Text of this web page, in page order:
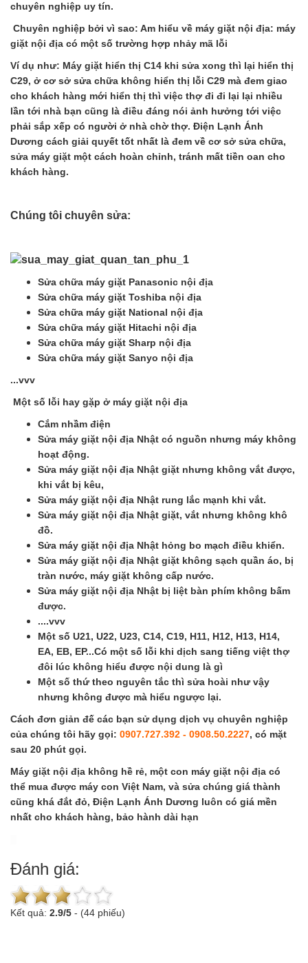
chuyên nghiệp uy tín.
Chuyên nghiệp bởi vì sao: Am hiểu về máy giặt nội địa: máy
giặt nội địa có một số trường hợp nhảy mã lỗi
Ví dụ như: Máy giặt hiển thị C14 khi sửa xong thì lại hiển thị
C29, ở cơ sở sửa chữa không hiển thị lỗi C29 mà đem giao
cho khách hàng mới hiển thị thì việc thợ đi đi lại lại nhiều
lần tới nhà bạn cũng là điều đáng nói ảnh hưởng tới việc
phải sắp xếp có người ở nhà chờ thợ. Điện Lạnh Ánh
Dương cách giải quyết tốt nhất là đem về cơ sở sửa chữa,
sửa máy giặt một cách hoàn chỉnh, tránh mất tiền oan cho
khách hàng.
Chúng tôi chuyên sửa:
Sửa chữa máy giặt Panasonic nội địa
Sửa chữa máy giặt Toshiba nội địa
Sửa chữa máy giặt National nội địa
Sửa chữa máy giặt Hitachi nội địa
Sửa chữa máy giặt Sharp nội địa
Sửa chữa máy giặt Sanyo nội địa
...vvv
Một số lỗi hay gặp ở máy giặt nội địa
Cắm nhầm điện
Sửa máy giặt nội địa Nhật có nguồn nhưng máy không
hoạt động.
Sửa máy giặt nội địa Nhật giặt nhưng không vắt được,
khi vắt bị kêu,
Sửa máy giặt nội địa Nhật rung lắc mạnh khi vắt.
Sửa máy giặt nội địa Nhật giặt, vắt nhưng không khô
đồ.
Sửa máy giặt nội địa Nhật hỏng bo mạch điều khiển.
Sửa máy giặt nội địa Nhật giặt không sạch quần áo, bị
tràn nước, máy giặt không cấp nước.
Sửa máy giặt nội địa Nhật bị liệt bàn phím không bấm
được.
....vvv
Một số U21, U22, U23, C14, C19, H11, H12, H13, H14,
EA, EB, EP...Có một số lỗi khi dịch sang tiếng việt thợ
đôi lúc không hiểu được nội dung là gì
Một số thứ theo nguyên tắc thì sửa hoài như vậy
nhưng không được mà hiểu ngược lại.
Cách đơn giản đế các bạn sử dụng dịch vụ chuyên nghiệp
của chúng tôi hãy gọi: 0907.727.392 - 0908.50.2227, có mặt
sau 20 phút gọi.
Máy giặt nội địa không hề rẻ, một con máy giặt nội địa có
thể mua được máy con Việt Nam, và sửa chúng giá thành
cũng khá đắt đỏ, Điện Lạnh Ánh Dương luôn có giá mền
nhất cho khách hàng, bảo hành dài hạn
Đánh giá:
Kết quả: 2.9/5 - (44 phiếu)